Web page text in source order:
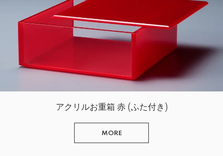
アクリルお重箱 赤 (ふた付き)
MORE